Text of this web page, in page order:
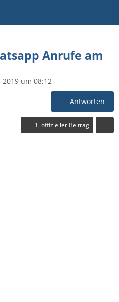
Anrufe am
2019 um 08:12
Antworten
1. offizieller Beitrag